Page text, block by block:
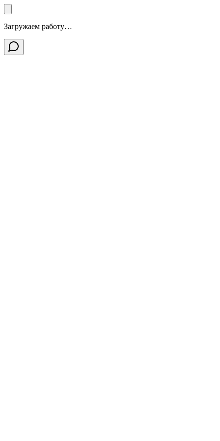
Загружаем работу…